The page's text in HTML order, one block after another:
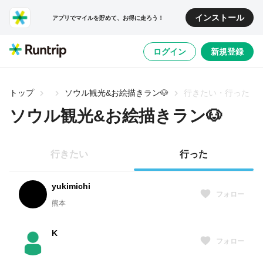
アプリでマイルを貯めて、お得に走ろう！ インストール
ログイン 新規登録
トップ ソウル観光&お絵描きラン🐶 行きたい・行った
ソウル観光&お絵描きラン🐶
行きたい 行った
yukimichi
熊本
フォロー
K
フォロー